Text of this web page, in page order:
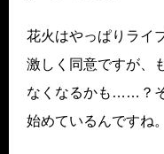
花火はやっぱりライ
激しく同意ですが、
なくなるかも……？
始めているんですね。